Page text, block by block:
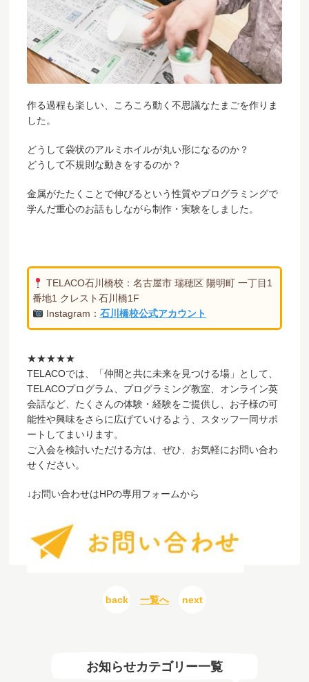
作る過程も楽しい、ころころ動く不思議なたまごを作りま
した。
どうして袋状のアルミホイルが丸い形になるのか？
どうして不規則な動きをするのか？
金属がたたくことで伸びるという性質やプログラミングで
学んだ重心のお話もしながら制作・実験をしました。
TELACO石川橋校：名古屋市 瑞穂区 陽明町 一丁目1
番地1 クレスト石川橋1F
Instagram： 石川橋校公式アカウント
★★★★★
TELACOでは、「仲間と共に未来を見つける場」として、
TELACOプログラム、プログラミング教室、オンライン英
会話など、たくさんの体験・経験をご提供し、お子様の可
能性や興味をさらに広げていけるよう、スタッフ一同サポ
ートしてまいります。
ご入会を検討いただける方は、ぜひ、お気軽にお問い合わ
せください。
↓お問い合わせはHPの専用フォームから
back 一覧へ next
お知らせカテゴリー一覧